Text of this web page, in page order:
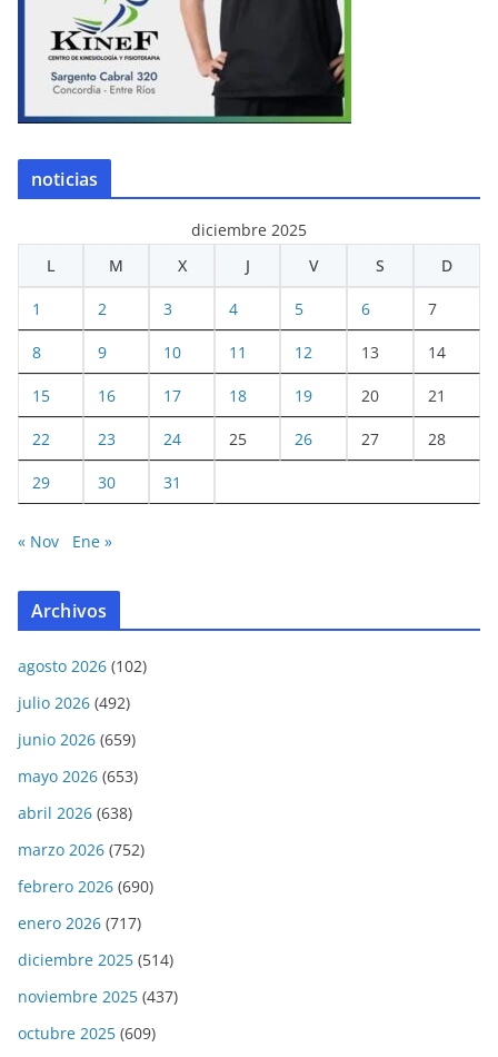
noticias
diciembre 2025
L
M X J V S D
1 2 3 4 5 6 7
8 9 10 11 12 13 14
15 16 17 18 19 20 21
22 23 24 25 26 27 28
29 30 31
« Nov Ene »
Archivos
agosto 2026 (102)
julio 2026 (492)
junio 2026 (659)
mayo 2026 (653)
abril 2026 (638)
marzo 2026 (752)
febrero 2026 (690)
enero 2026 (717)
diciembre 2025 (514)
noviembre 2025 (437)
octubre 2025 (609)